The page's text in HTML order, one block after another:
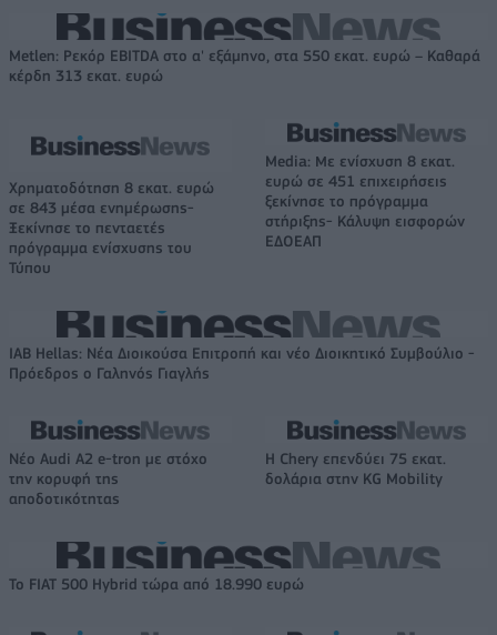
Metlen: Ρεκόρ EBITDA στο α' εξάμηνο, στα 550 εκατ. ευρώ – Καθαρά
κέρδη 313 εκατ. ευρώ
Χρηματοδότηση 8 εκατ. ευρώ
σε 843 μέσα ενημέρωσης-
Ξεκίνησε το πενταετές
πρόγραμμα ενίσχυσης του
Τύπου
Media: Με ενίσχυση 8 εκατ.
ευρώ σε 451 επιχειρήσεις
ξεκίνησε το πρόγραμμα
στήριξης- Κάλυψη εισφορών
ΕΔΟΕΑΠ
IAB Hellas: Νέα Διοικούσα Επιτροπή και νέο Διοικητικό Συμβούλιο -
Πρόεδρος ο Γαληνός Γιαγλής
Νέο Audi A2 e-tron με στόχο
την κορυφή της
αποδοτικότητας
Η Chery επενδύει 75 εκατ.
δολάρια στην KG Mobility
Το FIAT 500 Hybrid τώρα από 18.990 ευρώ